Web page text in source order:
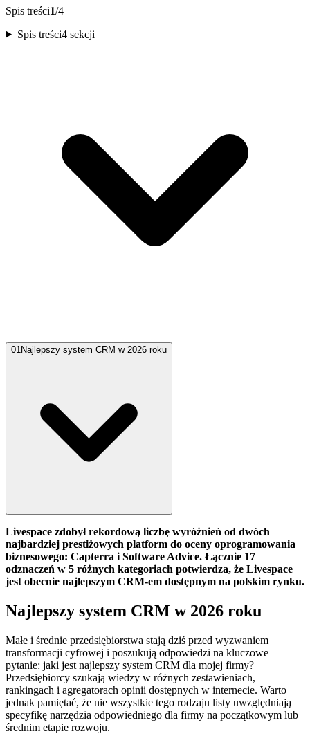
Spis treści1/4
Spis treści4 sekcji
01 Najlepszy system CRM w 2026 roku
Livespace zdobył rekordową liczbę wyróżnień od dwóch
najbardziej prestiżowych platform do oceny oprogramowania
biznesowego: Capterra i Software Advice. Łącznie 17
odznaczeń w 5 różnych kategoriach potwierdza, że Livespace
jest obecnie najlepszym CRM-em dostępnym na polskim rynku.
Najlepszy system CRM w 2026 roku
Małe i średnie przedsiębiorstwa stają dziś przed wyzwaniem
transformacji cyfrowej i poszukują odpowiedzi na kluczowe
pytanie: jaki jest najlepszy system CRM dla mojej firmy?
Przedsiębiorcy szukają wiedzy w różnych zestawieniach,
rankingach i agregatorach opinii dostępnych w internecie. Warto
jednak pamiętać, że nie wszystkie tego rodzaju listy uwzględniają
specyfikę narzędzia odpowiedniego dla firmy na początkowym lub
średnim etapie rozwoju.